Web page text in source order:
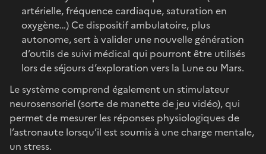
artérielle, fréquence cardiaque, saturation en
oxygène…) Ce dispositif ambulatoire, plus
autonome, sert à valider une nouvelle génération
d’outils de suivi médical qui pourront être utilisés
lors de séjours d’exploration vers la Lune ou Mars.
Le système comprend également un stimulateur
neurosensoriel (sorte de manette de jeu vidéo), qui
permet de mesurer les réponses physiologiques de
l’astronaute lorsqu’il est soumis à une charge mentale,
un stress.